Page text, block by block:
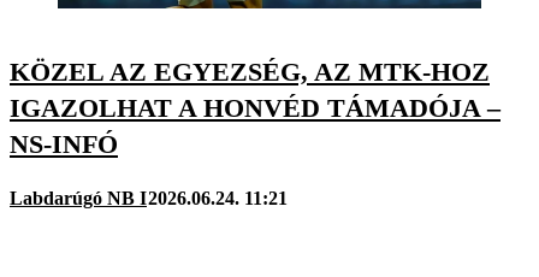
KÖZEL AZ EGYEZSÉG, AZ MTK-HOZ
IGAZOLHAT A HONVÉD TÁMADÓJA –
NS-INFÓ
Labdarúgó NB I2026.06.24. 11:21